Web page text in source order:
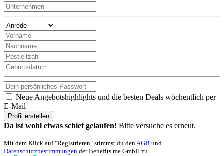
Neue Angebotshighlights und die besten Deals wöchentlich per
E-Mail
Profil erstellen
Da ist wohl etwas schief gelaufen! Bitte versuche es erneut.
Mit dem Klick auf "Registrieren" stimmst du denAGB und
Datenschutzbestimmungen der Benefits.me GmbH zu.